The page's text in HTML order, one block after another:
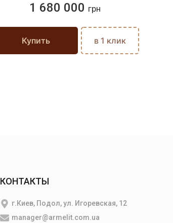
1 680 000 грн
Купить в 1 клик
КОНТАКТЫ
г.Киев, Подол, ул. Игоревская, 12
manager@armelit.com.ua